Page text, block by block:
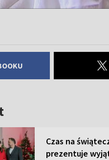
Czas na
prezentuje